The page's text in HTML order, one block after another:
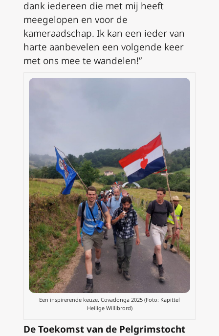
dank iedereen die met mij heeft
meegelopen en voor de
kameraadschap. Ik kan een ieder van
harte aanbevelen een volgende keer
met ons mee te wandelen!”
Een inspirerende keuze. Covadonga 2025 (Foto: Kapittel
Heilige Willibrord)
De Toekomst van de Pelgrimstocht